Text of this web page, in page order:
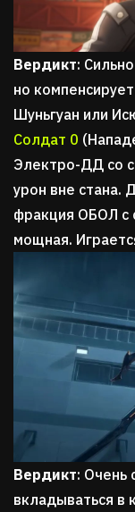
Вердикт:
но
Шуньгуан или
Солдат 0
Электро-ДД со
урон вне стана.
фракция ОБОЛ с
мощная.
Вердикт: Очень
вкладываться в